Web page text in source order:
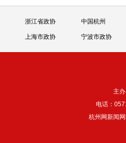
浙江省政协 中国杭州
上海市政协 宁波市政协
主
电话：
杭州网新闻